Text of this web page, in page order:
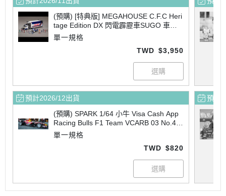
(預購) [特典版] MEGAHOUSE C.F.C Heri
tage Edition DX 閃電霹靂車SUGO 車隊
運輸維修車 10V5000 -L.E套組 20260413
單一規格
TWD $3,950
預計2026/12出貨
(預購) SPARK 1/64 小牛 Visa Cash App
Racing Bulls F1 Team VCARB 03 No.41
日本GP 2026 Arvid Lindblad 64S127 20
260628
單一規格
TWD $820
預計